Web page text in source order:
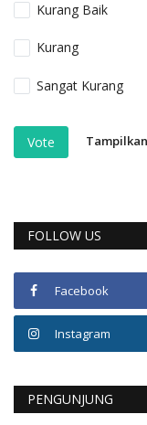
Kurang Baik
Kurang
Sangat Kurang
Vote
FOLLOW US
Facebook
Instagram
PENGUNJUNG